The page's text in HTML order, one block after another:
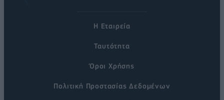
Η Εταιρεία
Ταυτότητα
Όροι Χρήσης
Πολιτική Προστασίας Δεδομένων